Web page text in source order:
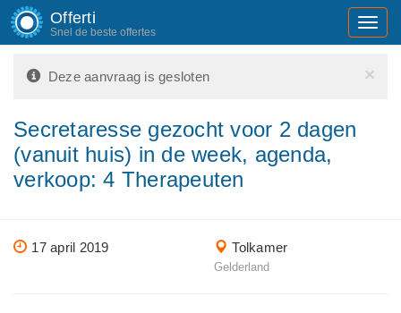
Offerti
Snel de beste offertes
×
Deze aanvraag is gesloten
Secretaresse gezocht voor 2 dagen
(vanuit huis) in de week, agenda,
verkoop: 4 Therapeuten
17 april 2019 Tolkamer
Gelderland